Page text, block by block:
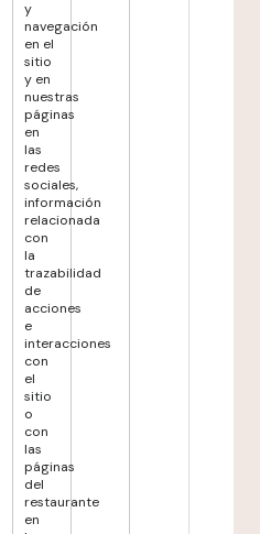
y
navegación
en el
sitio
y en
nuestras
páginas
en
las
redes
sociales,
información
relacionada
con
la
trazabilidad
de
acciones
e
interacciones
con
el
sitio
o
con
las
páginas
del
restaurante
en